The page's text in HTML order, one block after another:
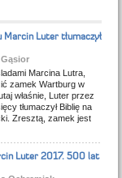
rodzinnego.
Marcin Luter tłumaczył
Marcina Lutra,
zamek Wartburg w
właśnie, Luter przez
tłumaczył Biblię na
Zresztą, zamek jest
Luter 2017. 500 lat